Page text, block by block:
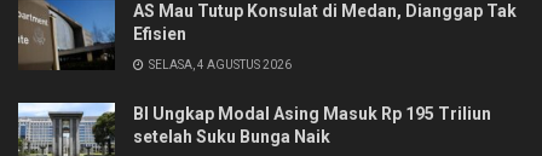
AS Mau Tutup Konsulat di Medan, Dianggap Tak
Efisien
SELASA, 4 AGUSTUS 2026
BI Ungkap Modal Asing Masuk Rp 195 Triliun
setelah Suku Bunga Naik